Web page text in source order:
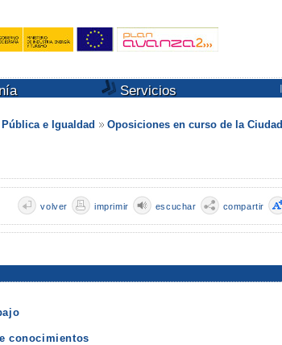
Servicios
e Igualdad
Oposiciones en curso de la Ciudad
compartir
escuchar
imprimir
volver
conocimientos